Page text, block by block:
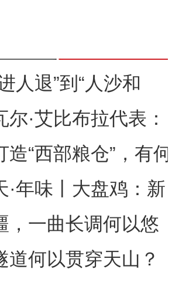
人退”到“人沙和
疆何以在“死亡
尔·艾比布拉代表：
民族古籍文字“活
造“西部粮仓”，有何
·年味丨大盘鸡：新
餐桌上的年味担当
，一曲长调何以悠
道何以贯穿天山？